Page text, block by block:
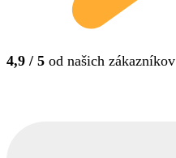
4,9 / 5 od našich zákazníkov